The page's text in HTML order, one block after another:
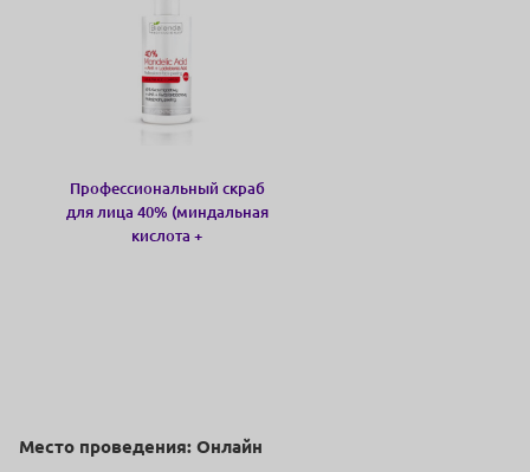
Профессиональный скраб
для лица 40% (миндальная
кислота +
Место проведения: Онлайн